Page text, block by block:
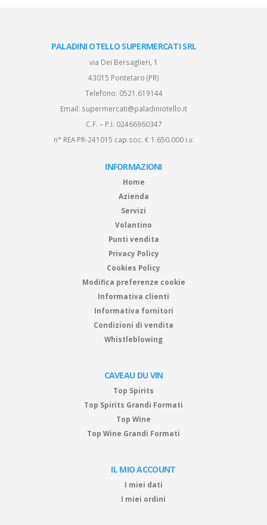
PALADINI OTELLO SUPERMERCATI SRL
via Dei Bersaglieri, 1
43015 Pontetaro (PR)
Telefono: 0521.619144
Email: supermercati@paladiniotello.it
C.F. – P.I. 02466960347
n° REA PR-241015 cap.soc. € 1.650.000 i.v.
INFORMAZIONI
Home
Azienda
Servizi
Volantino
Punti vendita
Privacy Policy
Cookies Policy
Modifica preferenze cookie
Informativa clienti
Informativa fornitori
Condizioni di vendita
Whistleblowing
CAVEAU DU VIN
Top Spirits
Top Spirits Grandi Formati
Top Wine
Top Wine Grandi Formati
IL MIO ACCOUNT
I miei dati
I miei ordini